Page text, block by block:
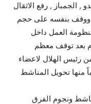
, الجمباز , رفع الاثقال
ووقف بنفسه على حجم
العمل داخل
بعد توقف معظم
رئيس الهلال لاعضاء
منها تحويل المناشط
ونجوم الفرق